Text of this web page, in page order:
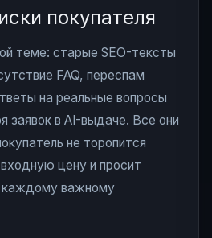
покупателя
теме: старые SEO-тексты
FAQ, переспам
на реальные вопросы
заявок в AI-выдаче. Все они
не торопится
цену и просит
каждому важному